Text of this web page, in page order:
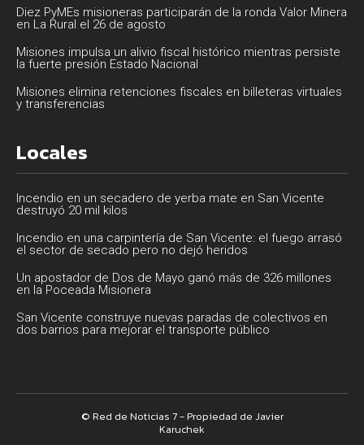
Diez PyMEs misioneras participarán de la ronda Valor Minera
en La Rural el 26 de agosto
Misiones impulsa un alivio fiscal histórico mientras persiste
la fuerte presión Estado Nacional
Misiones elimina retenciones fiscales en billeteras virtuales
y transferencias
Locales
Incendio en un secadero de yerba mate en San Vicente
destruyó 20 mil kilos
Incendio en una carpintería de San Vicente: el fuego arrasó
el sector de secado pero no dejó heridos
Un apostador de Dos de Mayo ganó más de 326 millones
en la Poceada Misionera
San Vicente construye nuevas paradas de colectivos en
dos barrios para mejorar el transporte público
© Red de Noticias 7 - Propiedad de Javier
Karuchek